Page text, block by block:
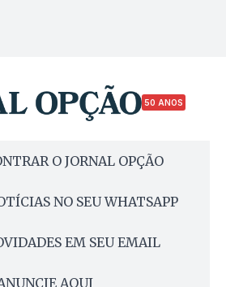
50 ANOS
O JORNAL OPÇÃO
NO SEU WHATSAPP
EM SEU EMAIL
AQUI